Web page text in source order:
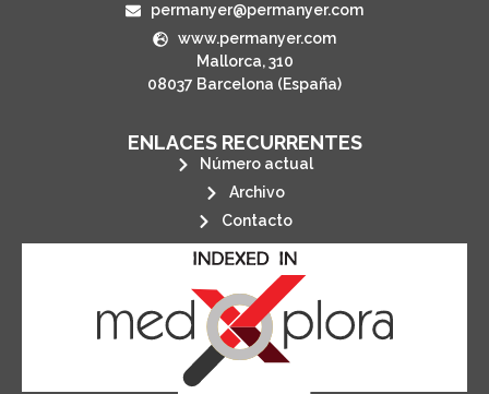
permanyer@permanyer.com
www.permanyer.com
Mallorca, 310
08037 Barcelona (España)
ENLACES RECURRENTES
Número actual
Archivo
Contacto